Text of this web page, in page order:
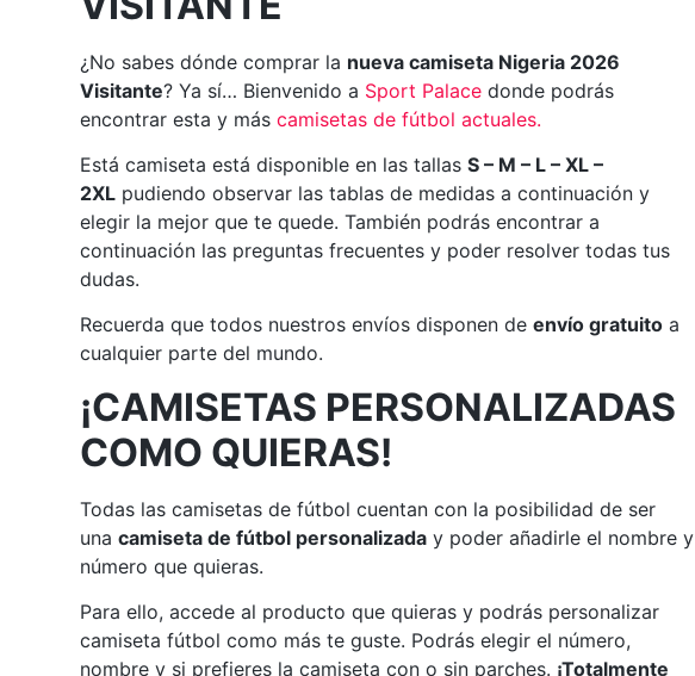
¿No sabes dónde comprar la nueva camiseta Nigeria 2026
Visitante? Ya sí… Bienvenido a Sport Palace donde podrás
encontrar esta y máscamisetas de fútbol actuales.
Está camiseta está disponible en las tallasS – M – L – XL –
2XL pudiendo observar las tablas de medidas a continuación y
elegir la mejor que te quede. También podrás encontrar a
continuación las preguntas frecuentes y poder resolver todas tus
dudas.
Recuerda que todos nuestros envíos disponen deenvío gratuito a
cualquier parte del mundo.
¡CAMISETAS PERSONALIZADAS
COMO QUIERAS!
Todas las camisetas de fútbol cuentan con la posibilidad de ser
unacamiseta de fútbol personalizada y poder añadirle el nombre y
número que quieras.
Para ello, accede al producto que quieras y podrás personalizar
camiseta fútbol como más te guste. Podrás elegir el número,
nombre y si prefieres la camiseta con o sin parches. ¡Totalmente